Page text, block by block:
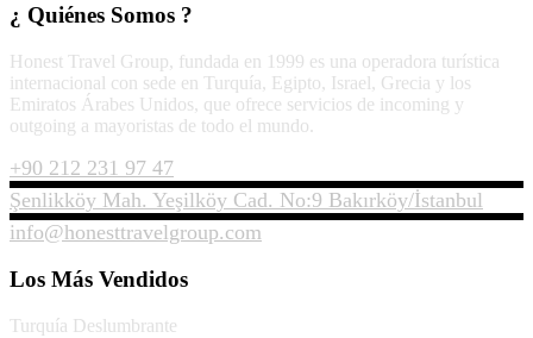
¿ Quiénes Somos ?
Honest Travel Group, fundada en 1999 es una operadora turística
internacional con sede en Turquía, Egipto, Israel, Grecia y los
Emiratos Árabes Unidos, que ofrece servicios de incoming y
outgoing a mayoristas de todo el mundo.
+90 212 231 97 47
Şenlikköy Mah. Yeşilköy Cad. No:9 Bakırköy/İstanbul
info@honesttravelgroup.com
Los Más Vendidos
Turquía Deslumbrante